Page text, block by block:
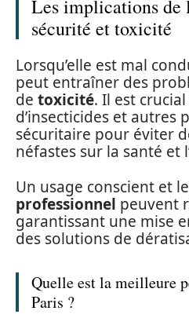
Les implications de
sécurité et toxicité
Lorsqu’elle est mal
peut entraîner des
de toxicité. Il est
d’insecticides et autres
sécuritaire pour éviter
néfastes sur la santé et
Un usage conscient et
professionnel peuvent
garantissant une mise
des solutions de
Quelle est la meilleure
Paris ?